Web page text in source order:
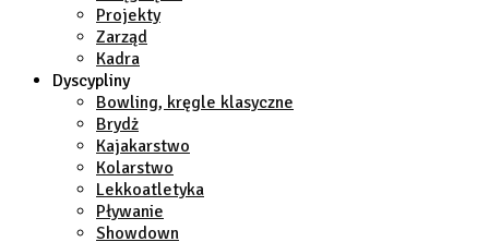
Projekty
Zarząd
Kadra
Dyscypliny
Bowling, kręgle klasyczne
Brydż
Kajakarstwo
Kolarstwo
Lekkoatletyka
Pływanie
Showdown